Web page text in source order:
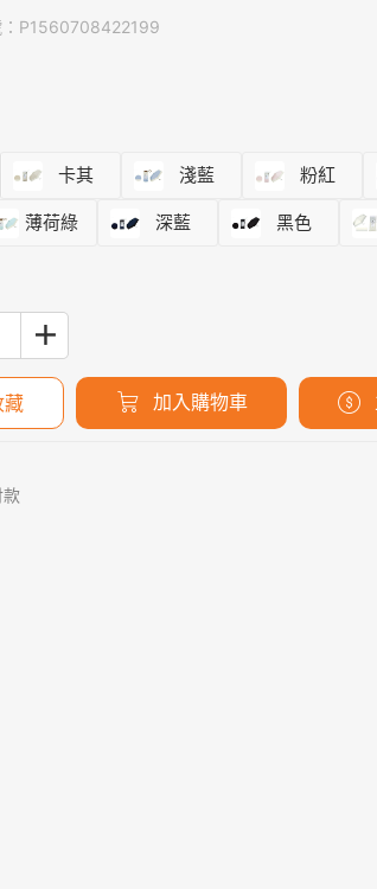
P1560708422199
卡其 淺藍 粉紅
薄荷綠 深藍 黑色
藏 加入購物車